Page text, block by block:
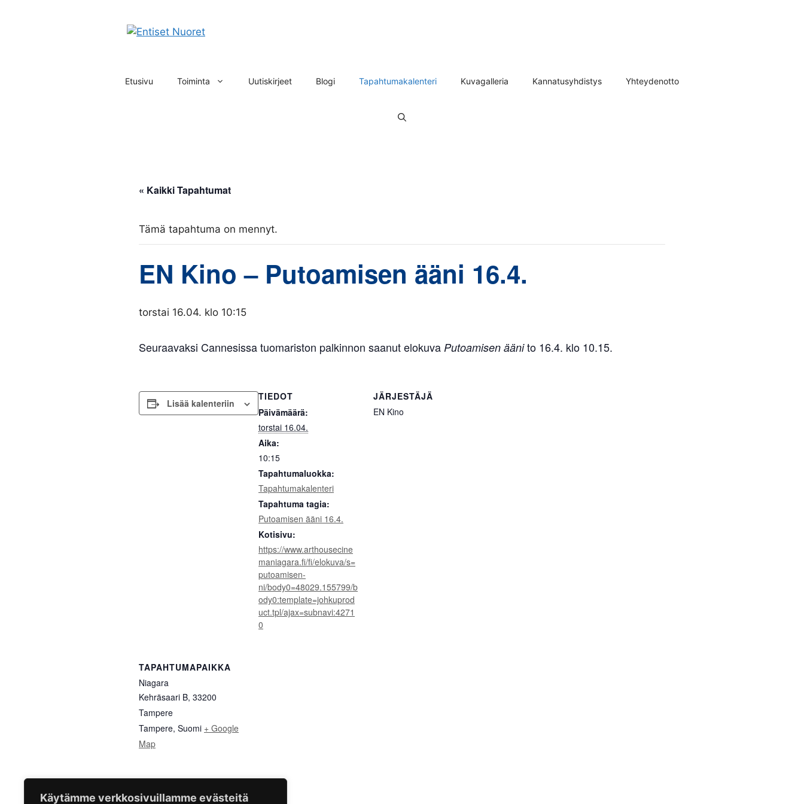
Käytämme verkkosivuillamme evästeitä
Etusivu Toiminta Uutiskirjeet Blogi Tapahtumakalenteri Kuvagalleria Kannatusyhdistys Yhteydenotto
« Kaikki Tapahtumat
Tämä tapahtuma on mennyt.
EN Kino – Putoamisen ääni 16.4.
torstai 16.04. klo 10:15
Seuraavaksi Cannesissa tuomariston palkinnon saanut elokuva Putoamisen äänito 16.4. klo 10.15.
Lisää kalenteriin
TIEDOT
Päivämäärä:
torstai 16.04.
Aika:
10:15
Tapahtumaluokka:
Tapahtumakalenteri
Tapahtuma tagia:
Putoamisen ääni 16.4.
Kotisivu:
https://www.arthousecine
maniagara.fi/fi/elokuva/s=
putoamisen-
ni/body0=48029.155799/b
ody0:template=johkuprod
uct.tpl/ajax=subnavi:4271
0
JÄRJESTÄJÄ
EN Kino
TAPAHTUMAPAIKKA
Niagara
Kehräsaari B, 33200
Tampere
Tampere, Suomi + Google
Map